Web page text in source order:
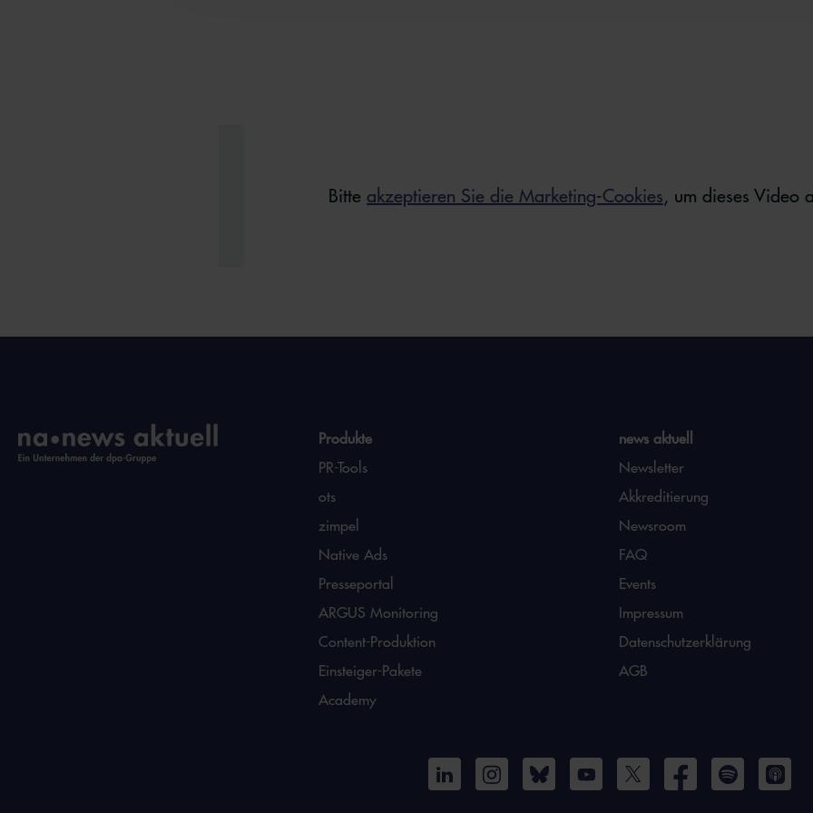
Bitte akzeptieren Sie die Marketing-Cookies, um dieses Video
Produkte
PR-Tools
ots
zimpel
Native Ads
Presseportal
ARGUS Monitoring
Content-Produktion
Einsteiger-Pakete
Academy
news aktuell
Newsletter
Akkreditierung
Newsroom
FAQ
Events
Impressum
Datenschutzerklärung
AGB